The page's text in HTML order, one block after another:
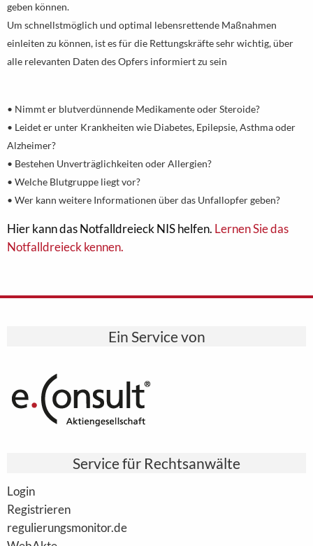
geben können.
Um schnellstmöglich und optimal lebensrettende Maßnahmen
einleiten zu können, ist es für die Rettungskräfte sehr wichtig, über
alle relevanten Daten des Opfers informiert zu sein
• Nimmt er blutverdünnende Medikamente oder Steroide?
• Leidet er unter Krankheiten wie Diabetes, Epilepsie, Asthma oder
Alzheimer?
• Bestehen Unverträglichkeiten oder Allergien?
• Welche Blutgruppe liegt vor?
• Wer kann weitere Informationen über das Unfallopfer geben?
Hier kann das Notfalldreieck NIS helfen. Lernen Sie das
Notfalldreieck kennen.
Ein Service von
Service für Rechtsanwälte
Login
Registrieren
regulierungsmonitor.de